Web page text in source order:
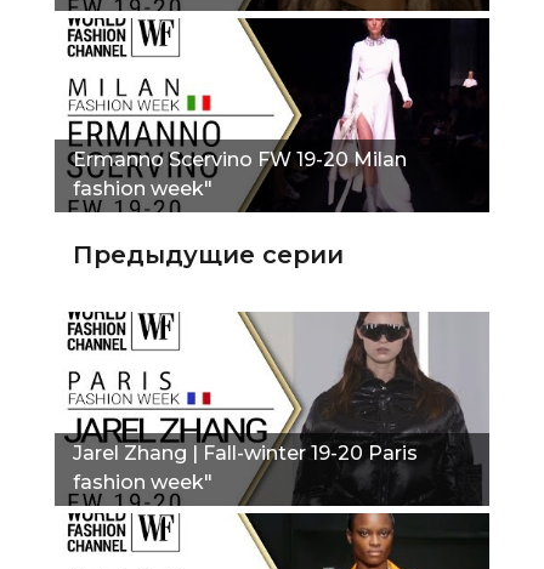
Ermanno Scervino FW 19-20 Milan
fashion week"
Предыдущие серии
Jarel Zhang | Fall-winter 19-20 Paris
fashion week"